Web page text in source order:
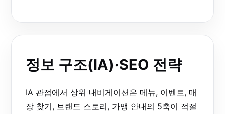
정보 구조(IA)·SEO 전략
IA 관점에서 상위 내비게이션은 메뉴, 이벤트, 매
장 찾기, 브랜드 스토리, 가맹 안내의 5축이 적절